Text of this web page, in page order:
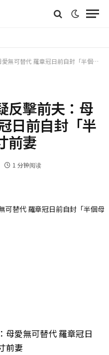
羅章冠日前自封「半個母親」被指暗寸前妻
反擊前夫：母
日前自封「半
前妻
1 分钟阅读
母愛無可替代 羅章冠日
前妻